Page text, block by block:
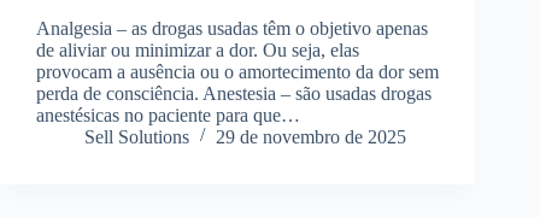
Analgesia – as drogas usadas têm o objetivo apenas
de aliviar ou minimizar a dor. Ou seja, elas
provocam a ausência ou o amortecimento da dor sem
perda de consciência. Anestesia – são usadas drogas
anestésicas no paciente para que…
Sell Solutions
29 de novembro de 2025